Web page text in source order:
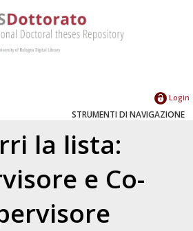
Login
STRUMENTI DI NAVIGAZIONE
la lista:
e Co-